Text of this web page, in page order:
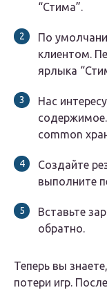
“Стима”.
По
клиентом.
ярлыка
Нас
common
Создайте
выполните
Вставьте
обратно.
Теперь вы
потери игр.